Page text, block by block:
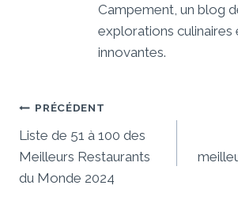
Campement, un blog
explorations
innovantes.
Navigation
De
L’article
PRÉCÉDENT
Liste de 51 à 100 des
Meilleurs Restaurants
du Monde 2024